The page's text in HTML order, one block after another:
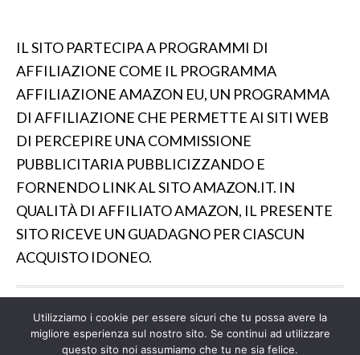
IL SITO PARTECIPA A PROGRAMMI DI
AFFILIAZIONE COME IL PROGRAMMA
AFFILIAZIONE AMAZON EU, UN PROGRAMMA
DI AFFILIAZIONE CHE PERMETTE AI SITI WEB
DI PERCEPIRE UNA COMMISSIONE
PUBBLICITARIA PUBBLICIZZANDO E
FORNENDO LINK AL SITO AMAZON.IT. IN
QUALITÀ DI AFFILIATO AMAZON, IL PRESENTE
SITO RICEVE UN GUADAGNO PER CIASCUN
ACQUISTO IDONEO.
IL SITO PARTECIPA A PROGRAMMI DI AFFILIAZIONE
COME IL PROGRAMMA AFFILIAZIONE AMAZON EU, UN
Utilizziamo i cookie per essere sicuri che tu possa avere la
migliore esperienza sul nostro sito. Se continui ad utilizzare
questo sito noi assumiamo che tu ne sia felice.